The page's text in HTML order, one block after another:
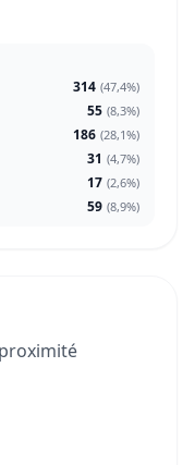
314 (47,4%)
55 (8,3%)
186 (28,1%)
31 (4,7%)
17 (2,6%)
59 (8,9%)